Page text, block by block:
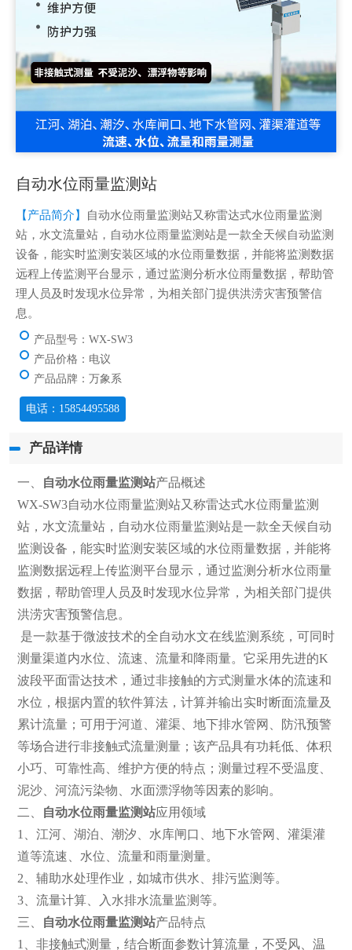
自动水位雨量监测站
【产品简介】
自动水位雨量监测站又称雷达式水位雨量监测
站，水文流量站，自动水位雨量监测站是一款全天候自动监测
设备，能实时监测安装区域的水位雨量数据，并能将监测数据
远程上传监测平台显示，通过监测分析水位雨量数据，帮助管
理人员及时发现水位异常，为相关部门提供洪涝灾害预警信
息。
产品型号：WX-SW3
产品价格：电议
产品品牌：万象系
电话：15854495588
产品详情
一、 自动水位雨量监测站产品概述
WX-SW3自动水位雨量监测站又称雷达式水位雨量监测
站，水文流量站，自动水位雨量监测站是一款全天候自动
监测设备，能实时监测安装区域的水位雨量数据，并能将
监测数据远程上传监测平台显示，通过监测分析水位雨量
数据，帮助管理人员及时发现水位异常，为相关部门提供
洪涝灾害预警信息。
是一款基于微波技术的全自动水文在线监测系统，可同时
测量渠道内水位、流速、流量和降雨量。它采用先进的K
波段平面雷达技术，通过非接触的方式测量水体的流速和
水位，根据内置的软件算法，计算并输出实时断面流量及
累计流量；可用于河道、灌渠、地下排水管网、防汛预警
等场合进行非接触式流量测量；该产品具有功耗低、体积
小巧、可靠性高、维护方便的特点；测量过程不受温度、
泥沙、河流污染物、水面漂浮物等因素的影响。
二、
自动水位雨量监测站应用领域
1、江河、湖泊、潮汐、水库闸口、地下水管网、灌渠灌
道等流速、水位、流量和雨量测量。
2、辅助水处理作业，如城市供水、排污监测等。
3、流量计算、入水排水流量监测等。
三、
自动水位雨量监测站产品特点
1、非接触式测量，结合断面参数计算流量，不受风、温